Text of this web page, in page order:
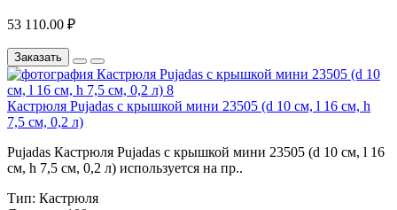
53 110.00 ₽
Заказать
Кастрюля Pujadas с крышкой мини 23505 (d 10 см, l 16 см, h
7,5 см, 0,2 л)
Pujadas Кастрюля Pujadas с крышкой мини 23505 (d 10 см, l 16
см, h 7,5 см, 0,2 л) используется на пр..
Тип: Кастрюля